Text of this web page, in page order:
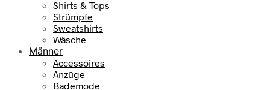
Shirts & Tops
Strümpfe
Sweatshirts
Wäsche
Männer
Accessoires
Anzüge
Bademode